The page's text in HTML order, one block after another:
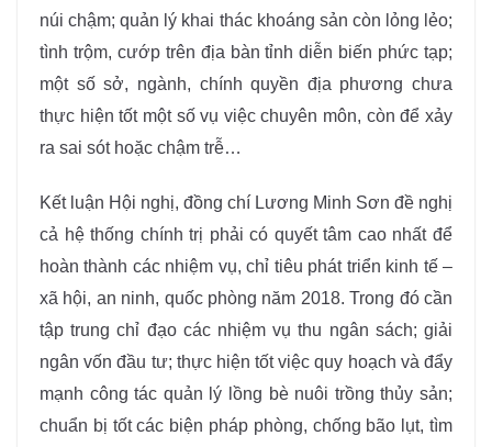
núi chậm; quản lý khai thác khoáng sản còn lỏng lẻo;
tình trộm, cướp trên địa bàn tỉnh diễn biến phức tạp;
một số sở, ngành, chính quyền địa phương chưa
thực hiện tốt một số vụ việc chuyên môn, còn để xảy
ra sai sót hoặc chậm trễ…
Kết luận Hội nghị, đồng chí Lương Minh Sơn đề nghị
cả hệ thống chính trị phải có quyết tâm cao nhất để
hoàn thành các nhiệm vụ, chỉ tiêu phát triển kinh tế –
xã hội, an ninh, quốc phòng năm 2018. Trong đó cần
tập trung chỉ đạo các nhiệm vụ thu ngân sách; giải
ngân vốn đầu tư; thực hiện tốt việc quy hoạch và đẩy
mạnh công tác quản lý lồng bè nuôi trồng thủy sản;
chuẩn bị tốt các biện pháp phòng, chống bão lụt, tìm